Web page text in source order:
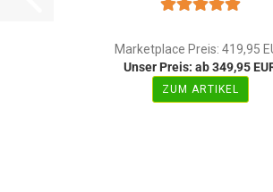
Marketplace Preis: 419,95
Unser Preis: ab 349,95
ZUM ARTIKEL